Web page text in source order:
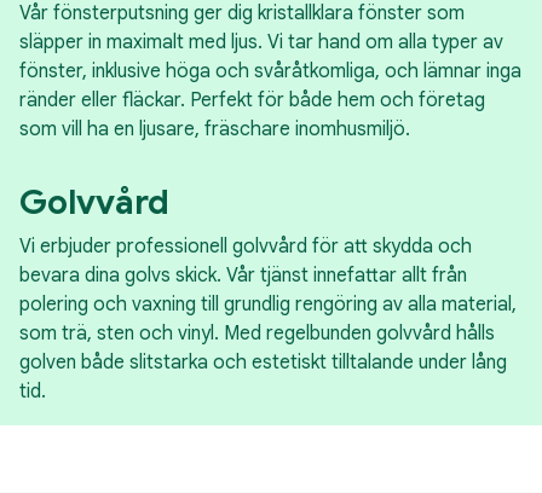
Vår fönsterputsning ger dig kristallklara fönster som
släpper in maximalt med ljus. Vi tar hand om alla typer av
fönster, inklusive höga och svåråtkomliga, och lämnar inga
ränder eller fläckar. Perfekt för både hem och företag
som vill ha en ljusare, fräschare inomhusmiljö.
Golvvård
Vi erbjuder professionell golvvård för att skydda och
bevara dina golvs skick. Vår tjänst innefattar allt från
polering och vaxning till grundlig rengöring av alla material,
som trä, sten och vinyl. Med regelbunden golvvård hålls
golven både slitstarka och estetiskt tilltalande under lång
tid.